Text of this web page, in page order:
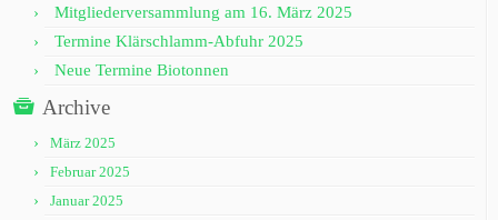
Mitgliederversammlung am 16. März 2025
Termine Klärschlamm-Abfuhr 2025
Neue Termine Biotonnen
Archive
März 2025
Februar 2025
Januar 2025